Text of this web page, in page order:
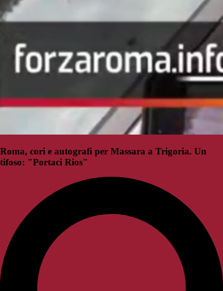
Roma, cori e autografi per Massara a Trigoria. Un
tifoso: "Portaci Rios"